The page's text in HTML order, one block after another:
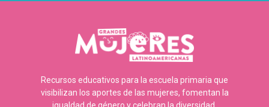
Recursos educativos para la escuela primaria que
visibilizan los aportes de las mujeres, fomentan la
igualdad de género y celebran la diversidad.